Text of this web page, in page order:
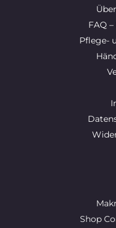
FAQ
Pflege-
Shop